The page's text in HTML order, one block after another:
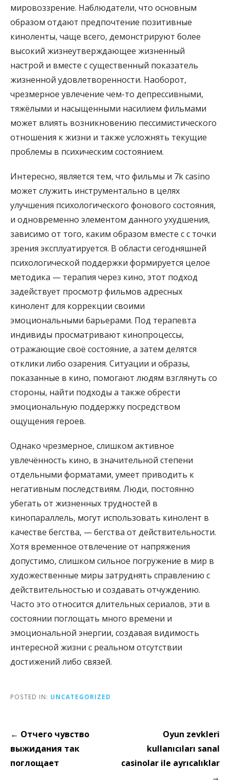
мировоззрение. Наблюдатели, что основным
образом отдают предпочтение позитивные
киноленты, чаще всего, демонстрируют более
высокий жизнеутверждающее жизненный
настрой и вместе с существенный показатель
жизненной удовлетворенности. Наоборот,
чрезмерное увлечение чем-то депрессивными,
тяжёлыми и насыщенными насилием фильмами
может влиять возникновению пессимистического
отношения к жизни и также усложнять текущие
проблемы в психическим состоянием.
Интересно, является тем, что фильмы и 7k casino
может служить инструментально в целях
улучшения психологического фонового состояния,
и одновременно элементом данного ухудшения,
зависимо от того, каким образом вместе с с точки
зрения эксплуатируется. В области сегодняшней
психологической поддержки формируется целое
методика — терапия через кино, этот подход
задействует просмотр фильмов адресных
кинолент для коррекции своими
эмоциональными барьерами. Под терапевта
индивиды просматривают кинопроцессы,
отражающие своё состояние, а затем делятся
отклики либо озарения. Ситуации и образы,
показанные в кино, помогают людям взглянуть со
стороны, найти подходы а также обрести
эмоциональную поддержку посредством
ощущения героев.
Однако чрезмерное, слишком активное
увлечённость кино, в значительной степени
отдельными форматами, умеет приводить к
негативным последствиям. Люди, постоянно
убегать от жизненных трудностей в
кинопараллель, могут использовать кинолент в
качестве бегства, — бегства от действительности.
Хотя временное отвлечение от напряжения
допустимо, слишком сильное погружение в мир в
художественные миры затруднять справлению с
действительностью и создавать отчуждению.
Часто это относится длительных сериалов, эти в
состоянии поглощать много времени и
эмоциональной энергии, создавая видимость
интересной жизни с реальном отсутствии
достижений либо связей.
POSTED IN: UNCATEGORIZED
Post
navigation
← Отчего чувство
выжидания так
поглощает
Oyun zevkleri
kullanıcıları sanal
casinolar ile ayrıcalıklar
→